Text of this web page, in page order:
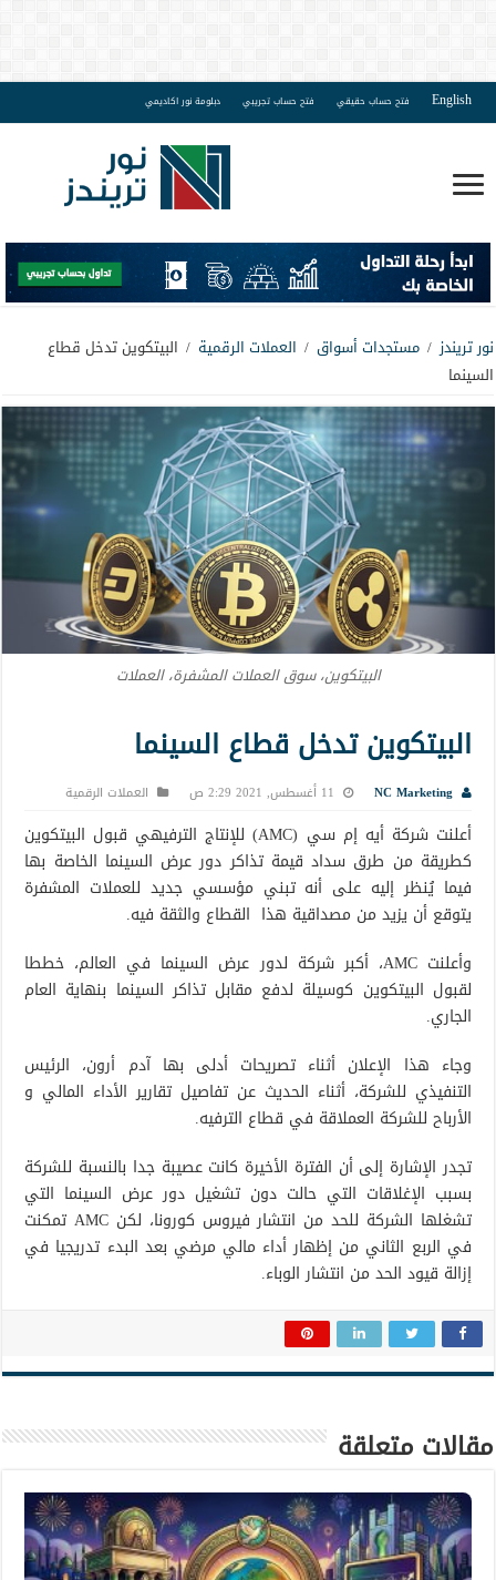
English فتح حساب حقيقي فتح حساب تجريبي دبلومة نور اكاديمي
نور تريندز / مستجدات أسواق / العملات الرقمية / البيتكوين تدخل قطاع
السينما
البيتكوين، سوق العملات المشفرة، العملات
البيتكوين تدخل قطاع السينما
NC Marketing 11 أغسطس, 2021 2:29 ص العملات الرقمية
أعلنت شركة أيه إم سي (AMC) للإنتاج الترفيهي قبول البيتكوين
كطريقة من طرق سداد قيمة تذاكر دور عرض السينما الخاصة بها
فيما يُنظر إليه على أنه تبني مؤسسي جديد للعملات المشفرة
يتوقع أن يزيد من مصداقية هذا القطاع والثقة فيه.
وأعلنت AMC، أكبر شركة لدور عرض السينما في العالم، خططا
لقبول البيتكوين كوسيلة لدفع مقابل تذاكر السينما بنهاية العام
الجاري.
وجاء هذا الإعلان أثناء تصريحات أدلى بها آدم أرون، الرئيس
التنفيذي للشركة، أثناء الحديث عن تفاصيل تقارير الأداء المالي و
الأرباح للشركة العملاقة في قطاع الترفيه.
تجدر الإشارة إلى أن الفترة الأخيرة كانت عصيبة جدا بالنسبة للشركة
بسبب الإغلاقات التي حالت دون تشغيل دور عرض السينما التي
تشغلها الشركة للحد من انتشار فيروس كورونا، لكن AMC تمكنت
في الربع الثاني من إظهار أداء مالي مرضي بعد البدء تدريجيا في
إزالة قيود الحد من انتشار الوباء.
مقالات متعلقة